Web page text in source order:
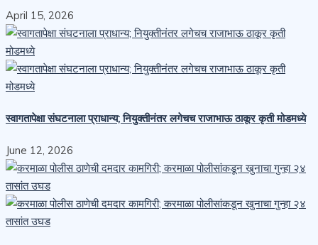
April 15, 2026
स्वागतापेक्षा संघटनाला प्राधान्य; नियुक्तीनंतर लगेचच राजाभाऊ ठाकूर कृती मोडमध्ये
June 12, 2026